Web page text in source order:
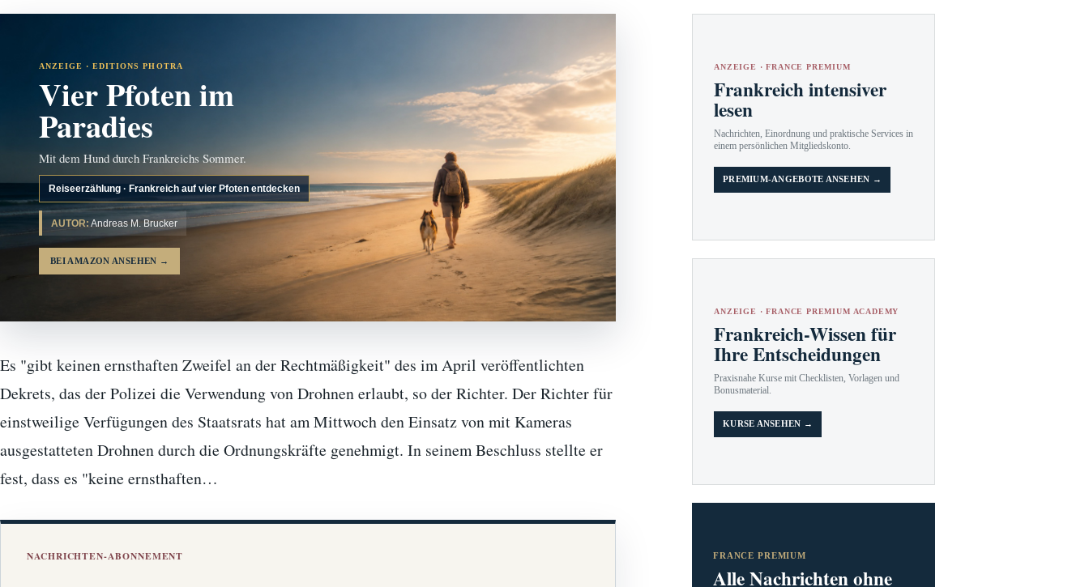
ANZEIGE · EDITIONS PHOTRA
Vier Pfoten im
Paradies
Mit dem Hund durch Frankreichs Sommer.
Reiseerzählung · Frankreich auf vier Pfoten entdecken
AUTOR: Andreas M. Brucker
BEI AMAZON ANSEHEN →
Es "gibt keinen ernsthaften Zweifel an der Rechtmäßigkeit" des im April veröffentlichten
Dekrets, das der Polizei die Verwendung von Drohnen erlaubt, so der Richter. Der Richter für
einstweilige Verfügungen des Staatsrats hat am Mittwoch den Einsatz von mit Kameras
ausgestatteten Drohnen durch die Ordnungskräfte genehmigt. In seinem Beschluss stellte er
fest, dass es "keine ernsthaften…
NACHRICHTEN-ABONNEMENT
ANZEIGE · FRANCE PREMIUM
Frankreich intensiver
lesen
Nachrichten, Einordnung und praktische Services in
einem persönlichen Mitgliedskonto.
PREMIUM-ANGEBOTE ANSEHEN →
ANZEIGE · FRANCE PREMIUM ACADEMY
Frankreich-Wissen für
Ihre Entscheidungen
Praxisnahe Kurse mit Checklisten, Vorlagen und
Bonusmaterial.
KURSE ANSEHEN →
FRANCE PREMIUM
Alle Nachrichten ohne